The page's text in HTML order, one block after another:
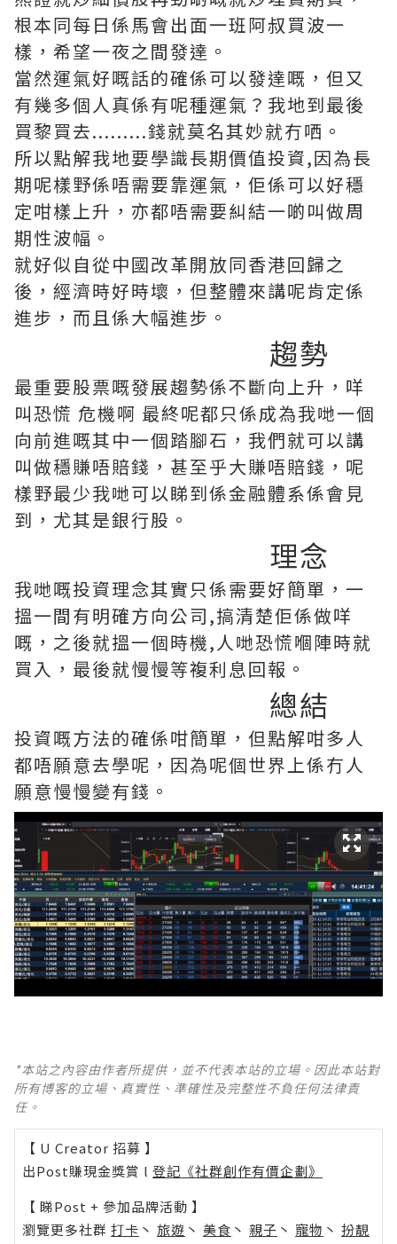
根本同每日係馬會出面一班阿叔買波一
樣，希望一夜之間發達。
當然運氣好嘅話的確係可以發達嘅，但又
有幾多個人真係有呢種運氣？我地到最後
買黎買去.........錢就莫名其妙就冇哂。
所以點解我地要學識長期價值投資,因為長
期呢樣野係唔需要靠運氣，佢係可以好穩
定咁樣上升，亦都唔需要糾結一啲叫做周
期性波幅。
就好似自從中國改革開放同香港回歸之
後，經濟時好時壞，但整體來講呢肯定係
進步，而且係大幅進步。
趨勢
最重要股票嘅發展趨勢係不斷向上升，咩
叫恐慌 危機啊 最終呢都只係成為我哋一個
向前進嘅其中一個踏腳石，我們就可以講
叫做穩賺唔賠錢，甚至乎大賺唔賠錢，呢
樣野最少我哋可以睇到係金融體系係會見
到，尤其是銀行股。
理念
我哋嘅投資理念其實只係需要好簡單，一
搵一間有明確方向公司,搞清楚佢係做咩
嘅，之後就搵一個時機,人哋恐慌嗰陣時就
買入，最後就慢慢等複利息回報。
總結
投資嘅方法的確係咁簡單，但點解咁多人
都唔願意去學呢，因為呢個世界上係冇人
願意慢慢變有錢。
*本站之內容由作者所提供，並不代表本站的立場。因此本站對
所有博客的立場、真實性、準確性及完整性不負任何法律責
任。
【 U Creator 招募 】
出Post賺現金獎賞 l 登記《社群創作有價企劃》
【 睇Post + 參加品牌活動 】
瀏覽更多社群 打卡 丶 旅遊 丶 美食 丶 親子 丶 寵物 丶 扮靚